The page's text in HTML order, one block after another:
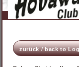
zurück / back to